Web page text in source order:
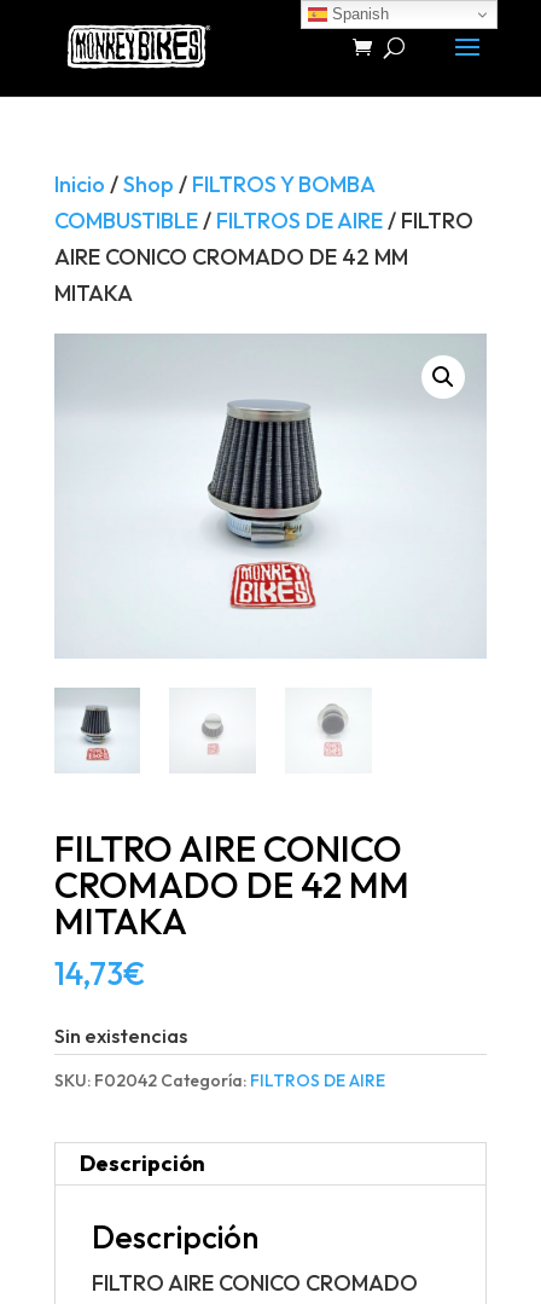
Búsqueda
productos
Inicio /Shop / FILTROS Y BOMBA
COMBUSTIBLE/ FILTROS DE AIRE/ FILTRO
AIRE CONICO CROMADO DE 42 MM
MITAKA
FILTRO AIRE CONICO
CROMADO DE 42 MM
MITAKA
14,73€
Sin existencias
SKU: F02042 Categoría: FILTROS DE AIRE
Descripción
Descripción
FILTRO AIRE CONICO CROMADO
Spanish